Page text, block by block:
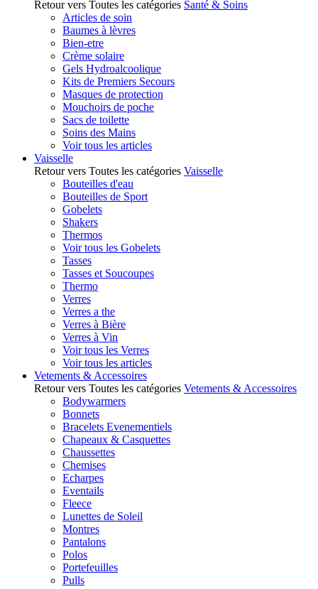
Retour vers Toutes les catégories Santé & Soins
Articles de soin
Baumes à lèvres
Bien-etre
Crème solaire
Gels Hydroalcoolique
Kits de Premiers Secours
Masques de protection
Mouchoirs de poche
Sacs de toilette
Soins des Mains
Voir tous les articles
Vaisselle
Retour vers Toutes les catégories Vaisselle
Bouteilles d'eau
Bouteilles de Sport
Gobelets
Shakers
Thermos
Voir tous les Gobelets
Tasses
Tasses et Soucoupes
Thermo
Verres
Verres a the
Verres à Bière
Verres à Vin
Voir tous les Verres
Voir tous les articles
Vetements & Accessoires
Retour vers Toutes les catégories Vetements & Accessoires
Bodywarmers
Bonnets
Bracelets Evenementiels
Chapeaux & Casquettes
Chaussettes
Chemises
Echarpes
Eventails
Fleece
Lunettes de Soleil
Montres
Pantalons
Polos
Portefeuilles
Pulls